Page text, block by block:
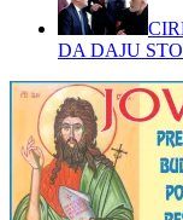
DA DAJU